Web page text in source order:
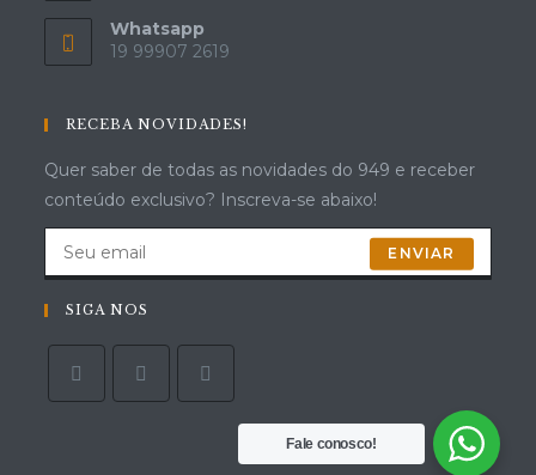
Whatsapp
19 99907 2619
RECEBA NOVIDADES!
Quer saber de todas as novidades do 949 e receber
conteúdo exclusivo? Inscreva-se abaixo!
ENVIAR
SIGA NOS
Fale conosco!